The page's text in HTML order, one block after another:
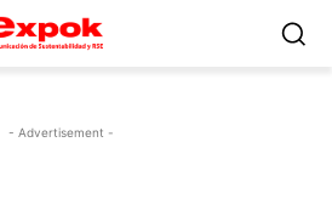
- Advertisement -